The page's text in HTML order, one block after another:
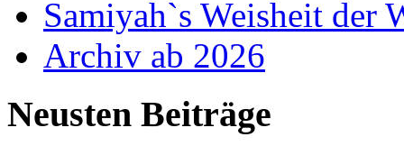
Samiyah`s Weisheit der
Archiv ab 2026
Neusten Beiträge